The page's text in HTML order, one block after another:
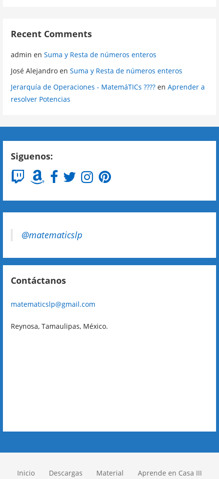
Recent Comments
admin enSuma y Resta de números enteros
José Alejandro enSuma y Resta de números enteros
Jerarquía de Operaciones - MatemáTICs ???? enAprender a
resolver Potencias
Siguenos:
@matematicslp
Contáctanos
matematicslp@gmail.com
Reynosa, Tamaulipas, México.
Inicio Descargas Material Aprende en Casa III